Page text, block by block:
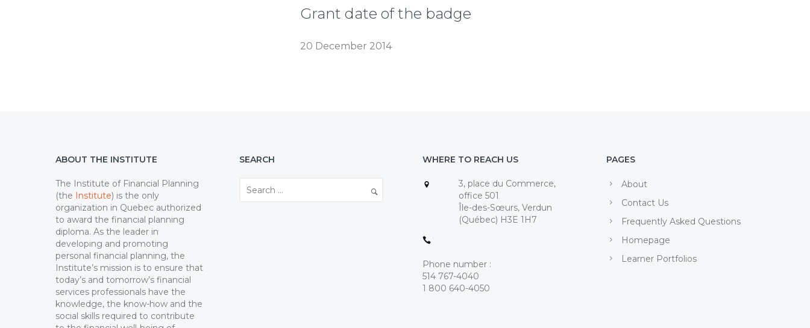
Grant date of the badge
20 December 2014
ABOUT THE INSTITUTE
The Institute of Financial Planning
(the Institute) is the only
organization in Quebec authorized
to award the financial planning
diploma. As the leader in
developing and promoting
personal financial planning, the
Institute’s mission is to ensure that
today’s and tomorrow’s financial
services professionals have the
knowledge, the know-how and the
social skills required to contribute
SEARCH WHERE TO REACH US
3, place du Commerce,
office 501
Île-des-Sœurs, Verdun
(Québec) H3E 1H7
Phone number :
514 767-4040
1 800 640-4050
PAGES
About
Contact Us
Frequently Asked Questions
Homepage
Learner Portfolios